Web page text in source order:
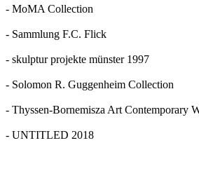
- MoMA Collection
- Sammlung F.C. Flick
- skulptur projekte münster 1997
- Solomon R. Guggenheim Collection
- Thyssen-Bornemisza Art Contemporary
- UNTITLED 2018